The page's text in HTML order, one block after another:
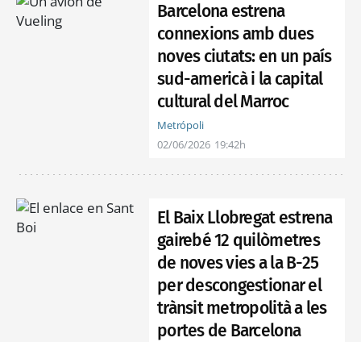
Barcelona estrena
connexions amb dues
noves ciutats: en un país
sud-americà i la capital
cultural del Marroc
Metrópoli
02/06/2026 19:42h
El Baix Llobregat estrena
gairebé 12 quilòmetres
de noves vies a la B-25
per descongestionar el
trànsit metropolità a les
portes de Barcelona